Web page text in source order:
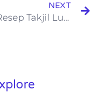
NEXT
5 Resep Takjil Lucu dan Enak Buat Anak, Bikin Makin Semangat Puasa!